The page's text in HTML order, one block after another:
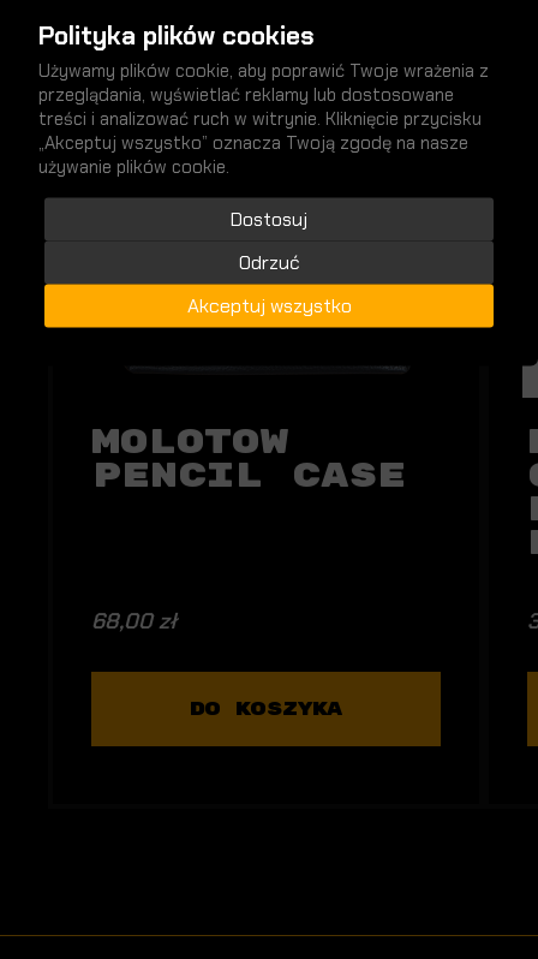
Molotow
Pencil Case
68,00 zł
DO KOSZYKA
NOWY
Polityka plików cookies
Używamy plików cookie, aby poprawić Twoje wrażenia z
przeglądania, wyświetlać reklamy lub dostosowane
treści i analizować ruch w witrynie. Kliknięcie przycisku
„Akceptuj wszystko” oznacza Twoją zgodę na nasze
używanie plików cookie.
Dostosuj
Odrzuć
Akceptuj wszystko